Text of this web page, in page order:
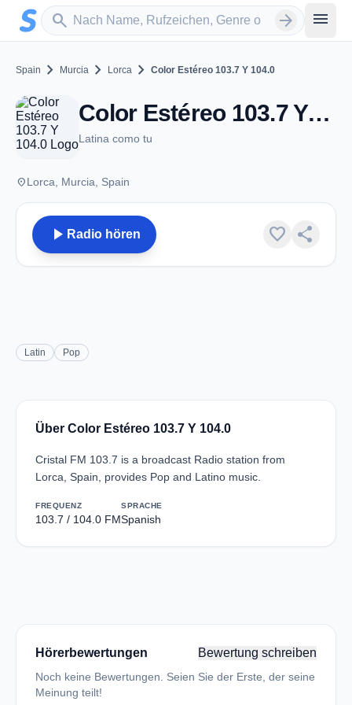
Zum Hauptinhalt springen
search
Sender suchen arrow_forward menu
Spain chevron_right Murcia chevron_right Lorca chevron_right Color Estéreo 103.7 Y 104.0
Color Estéreo 103.7 Y 104.0 - FM 103.7 / 104.0 - Lorca
Latina como tu
placeLorca, Murcia, Spain
play_arrow Radio hören favorite share
Latin Pop
Über Color Estéreo 103.7 Y 104.0
Cristal FM 103.7 is a broadcast Radio station from
Lorca, Spain, provides Pop and Latino music.
FREQUENZ
103.7 / 104.0 FM
SPRACHE
Spanish
Hörerbewertungen Bewertung schreiben
Noch keine Bewertungen. Seien Sie der Erste, der seine
Meinung teilt!